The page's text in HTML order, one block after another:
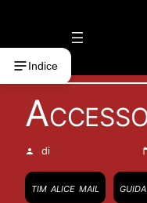
contenuto
di
tim alice mail
Indice